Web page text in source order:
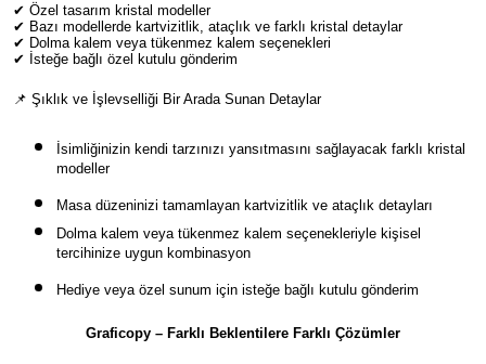
✔ Özel tasarım kristal modeller
✔ Bazı modellerde kartvizitlik, ataçlık ve farklı kristal detaylar
✔ Dolma kalem veya tükenmez kalem seçenekleri
✔ İsteğe bağlı özel kutulu gönderim
📌 Şıklık ve İşlevselliği Bir Arada Sunan Detaylar
İsimliğinizin kendi tarzınızı yansıtmasını sağlayacak farklı kristal
modeller
Masa düzeninizi tamamlayan kartvizitlik ve ataçlık detayları
Dolma kalem veya tükenmez kalem seçenekleriyle kişisel
tercihinize uygun kombinasyon
Hediye veya özel sunum için isteğe bağlı kutulu gönderim
Graficopy – Farklı Beklentilere Farklı Çözümler